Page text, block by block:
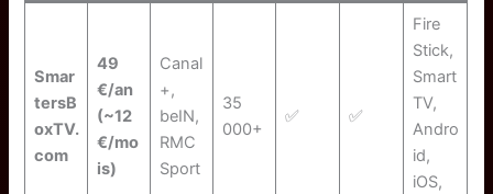
Smar
tersB
oxTV.
com
49
€/an
(~12
€/mo
is)
Canal
+,
beIN,
RMC
Sport
35
000+
✅ ✅
Fire
Stick,
Smart
TV,
Andro
id,
iOS,